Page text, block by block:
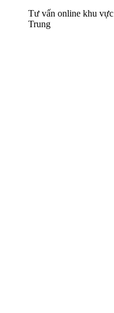
Tư vấn online khu vựcmiền